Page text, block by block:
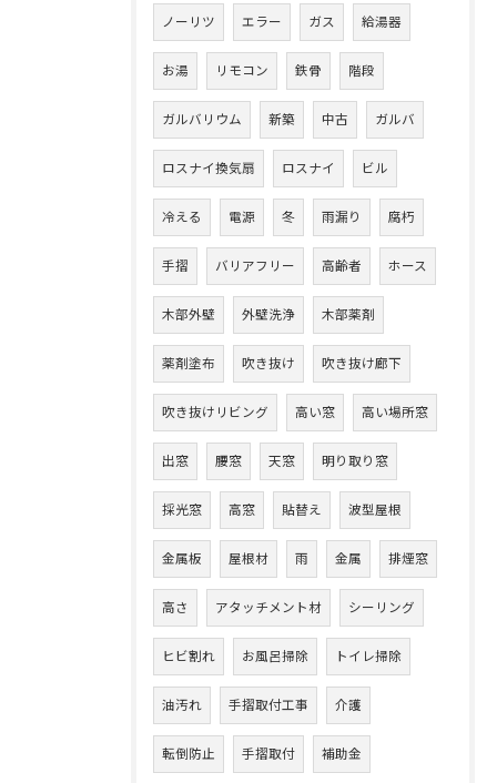
ノーリツ エラー ガス 給湯器
お湯 リモコン 鉄骨 階段
ガルバリウム 新築 中古 ガルバ
ロスナイ換気扇 ロスナイ ビル
冷える 電源 冬 雨漏り 腐朽
手摺 バリアフリー 高齢者 ホース
木部外壁 外壁洗浄 木部薬剤
薬剤塗布 吹き抜け 吹き抜け廊下
吹き抜けリビング 高い窓 高い場所窓
出窓 腰窓 天窓 明り取り窓
採光窓 高窓 貼替え 波型屋根
金属板 屋根材 雨 金属 排煙窓
高さ アタッチメント材 シーリング
ヒビ割れ お風呂掃除 トイレ掃除
油汚れ 手摺取付工事 介護
転倒防止 手摺取付 補助金